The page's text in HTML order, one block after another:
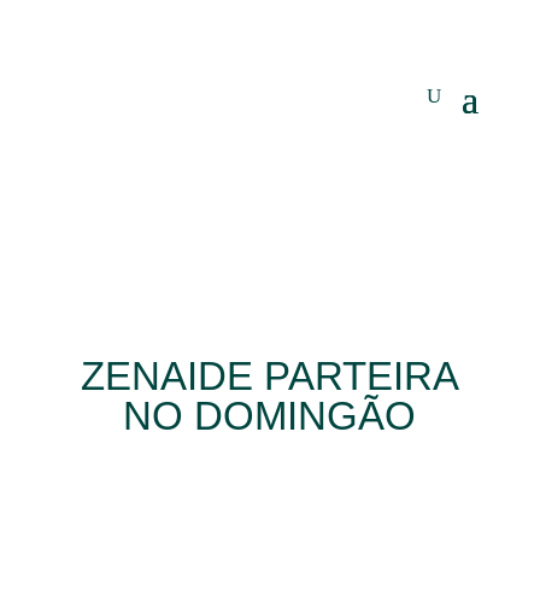
ZENAIDE PARTEIRA
NO DOMINGÃO